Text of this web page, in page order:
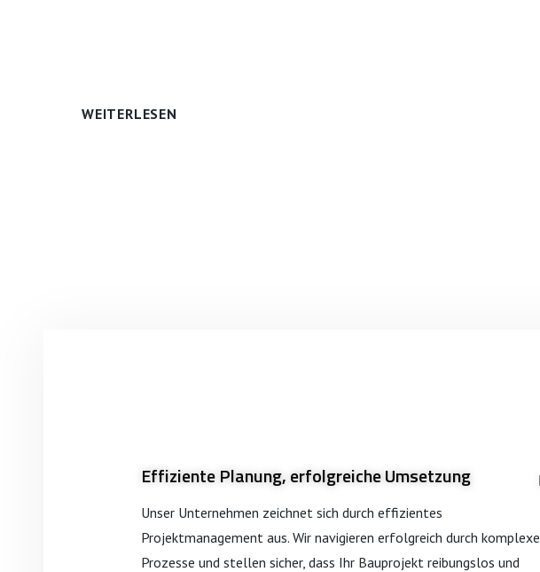
WEITERLESEN
Effiziente Planung, erfolgreiche Umsetzung
Unser Unternehmen zeichnet sich durch effizientes
Projektmanagement aus. Wir navigieren erfolgreich durch komplexe
Prozesse und stellen sicher, dass Ihr Bauprojekt reibungslos und